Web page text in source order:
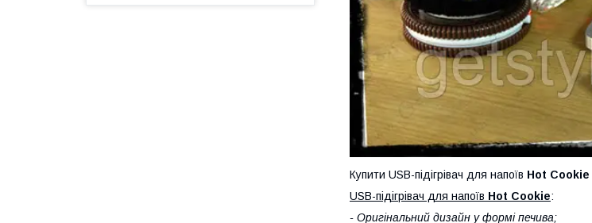
Купити USB-підігрівач для напоїв Hot Cookie
USB-підігрівач для напоїв Hot Cookie:
- Оригінальний дизайн у формі печива;